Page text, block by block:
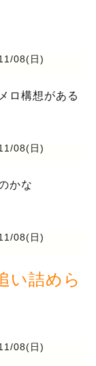
08(日)
ロ構想がある
08(日)
かな
08(日)
い詰めら
08(日)